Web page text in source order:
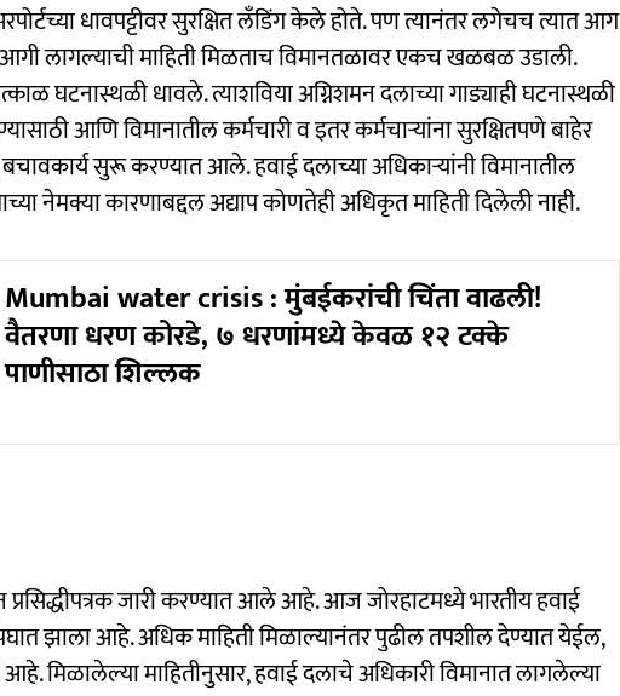
धावपट्टीवर सुरक्षित लँडिंग केले होते. पण त्यानंतर लगेचच त्यात आग
लागल्याची माहिती मिळताच विमानतळावर एकच खळबळ उडाली.
घटनास्थळी धावले. त्याशविया अग्निशमन दलाच्या गाड्याही घटनास्थळी
आणि विमानातील कर्मचारी व इतर कर्मचाऱ्यांना सुरक्षितपणे बाहेर
सुरू करण्यात आले. हवाई दलाच्या अधिकाऱ्यांनी विमानातील
नेमक्या कारणाबद्दल अद्याप कोणतेही अधिकृत माहिती दिलेली नाही.
Mumbai water crisis : मुंबईकरांची चिंता वाढली!
वैतरणा धरण कोरडे, ७ धरणांमध्ये केवळ १२ टक्के
पाणीसाठा शिल्लक
जारी करण्यात आले आहे. आज जोरहाटमध्ये भारतीय हवाई
झाला आहे. अधिक माहिती मिळाल्यानंतर पुढील तपशील देण्यात येईल,
मिळालेल्या माहितीनुसार, हवाई दलाचे अधिकारी विमानात लागलेल्या